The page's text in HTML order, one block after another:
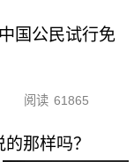
国公民试行免
阅读 61865
那样吗？